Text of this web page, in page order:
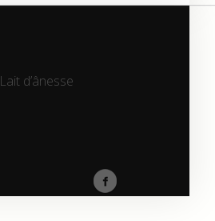
Lait d’ânesse